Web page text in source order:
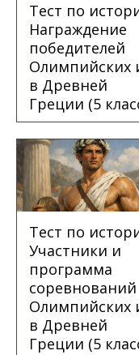
Тест по
Награждение
победителей
Олимпийских
в Древней
Греции (5
Тест по
Участники и
программа
соревнований
Олимпийских
в Древней
Греции (5